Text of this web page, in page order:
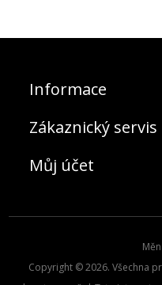
Informace
Zákaznický servis
Můj účet
Copyright © 2026. Všechna